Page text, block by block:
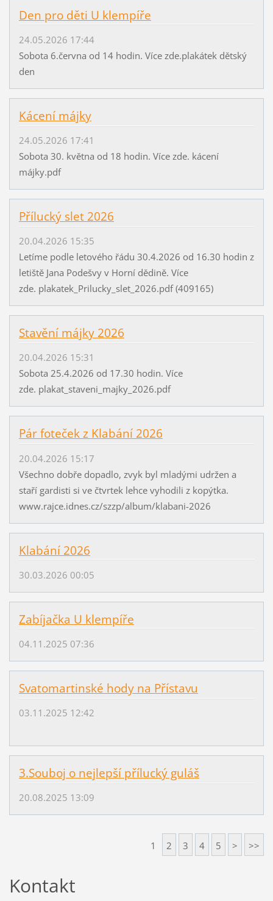
Den pro děti U klempíře
24.05.2026 17:44
Sobota 6.června od 14 hodin. Více zde.plakátek dětský
den
Kácení májky
24.05.2026 17:41
Sobota 30. května od 18 hodin. Více zde. kácení
májky.pdf
Přílucký slet 2026
20.04.2026 15:35
Letíme podle letového řádu 30.4.2026 od 16.30 hodin z
letiště Jana Podešvy v Horní dědině. Více
zde. plakatek_Prilucky_slet_2026.pdf (409165)
Stavění májky 2026
20.04.2026 15:31
Sobota 25.4.2026 od 17.30 hodin. Více
zde. plakat_staveni_majky_2026.pdf
Pár foteček z Klabání 2026
20.04.2026 15:17
Všechno dobře dopadlo, zvyk byl mladými udržen a
staří gardisti si ve čtvrtek lehce vyhodili z kopýtka.
www.rajce.idnes.cz/szzp/album/klabani-2026
Klabání 2026
30.03.2026 00:05
Zabíjačka U klempíře
04.11.2025 07:36
Svatomartinské hody na Přístavu
03.11.2025 12:42
3.Souboj o nejlepší přílucký guláš
20.08.2025 13:09
1 2 3 4 5 > >>
Kontakt